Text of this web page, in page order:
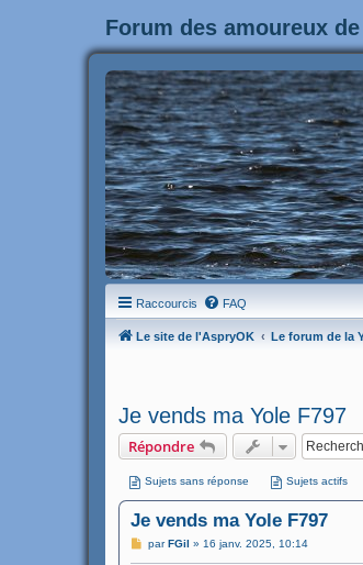
Forum des amoureux
Raccourcis FAQ
Le site de l'AspryOK Le forum de la
Je vends ma Yole F797
Répondre
Sujets sans réponse Sujets actifs
Je vends ma Yole F797
MparFGil » 16 janv. 2025, 10:14